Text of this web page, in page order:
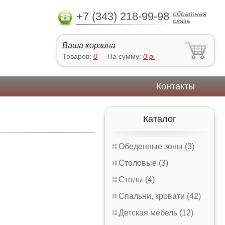
+7 (343) 218-99-98 обратная
связь
Ваша корзина:
Товаров: 0 На сумму: 0 р.
Контакты
Каталог
Обеденные зоны (3)
Столовые (3)
Столы (4)
Спальни, кровати (42)
Детская мебель (12)